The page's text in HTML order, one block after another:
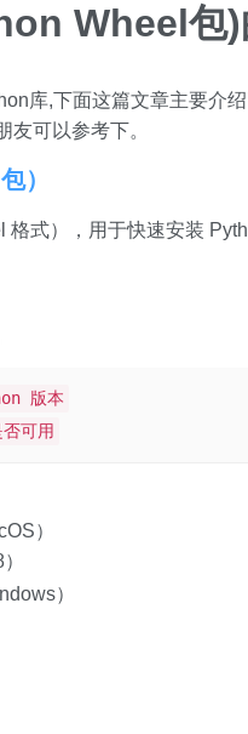
Wheel包)
库,下面这篇文章主要介
可以参考下。
）
格式），用于快速安装
版本
可用
）
）